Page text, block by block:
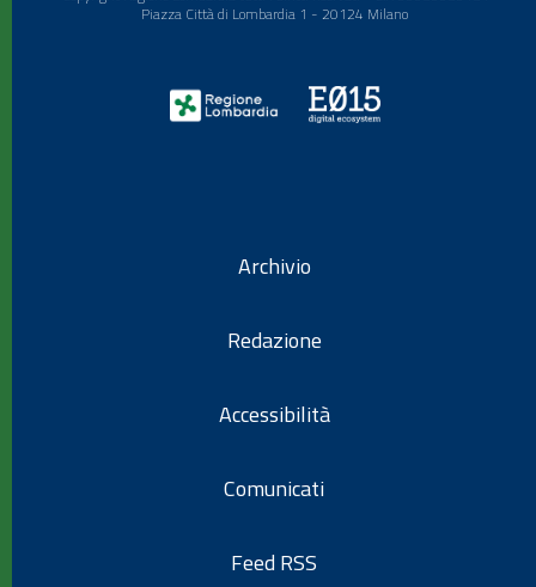
Piazza Città di Lombardia 1 - 20124 Milano
Archivio
Redazione
Accessibilità
Comunicati
Feed RSS